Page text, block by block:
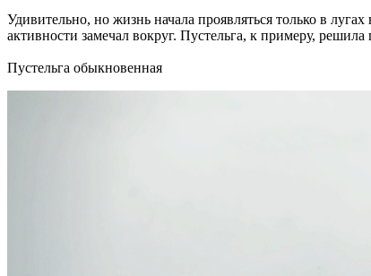
Удивительно, но жизнь начала проявляться только в
активности замечал вокруг. Пустельга, к примеру,
Пустельга обыкновенная